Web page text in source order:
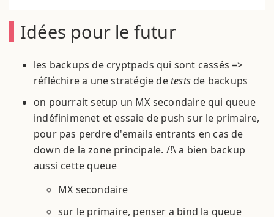
Idées pour le futur
les backups de cryptpads qui sont cassés =>
réfléchire a une stratégie de tests de backups
on pourrait setup un MX secondaire qui queue
indéfinimenet et essaie de push sur le primaire,
pour pas perdre d'emails entrants en cas de
down de la zone principale. /!\ a bien backup
aussi cette queue
MX secondaire
sur le primaire, penser a bind la queue